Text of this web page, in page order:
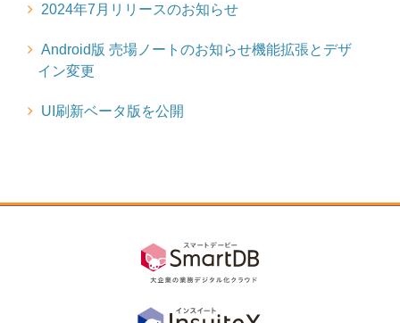
2024年4月リリースのお知らせ
2024年7月リリースのお知らせ
Android版 売場ノートのお知らせ機能拡張とデザ
イン変更
UI刷新ベータ版を公開